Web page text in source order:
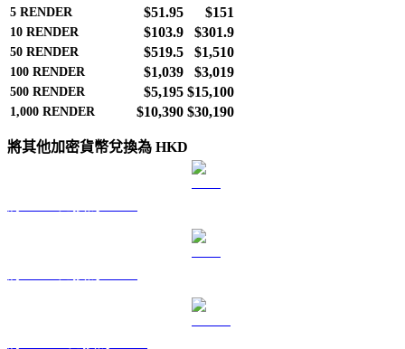
5 RENDER $51.95 $151
10 RENDER $103.9 $301.9
50 RENDER $519.5 $1,510
100 RENDER $1,039 $3,019
500 RENDER $5,195 $15,100
1,000 RENDER $10,390 $30,190
將其他加密貨幣兌換為 HKD